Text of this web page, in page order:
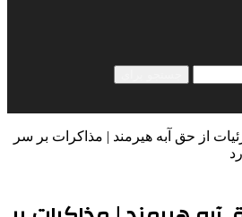
از حق آبه هیرمند | مذاکرات بر سر